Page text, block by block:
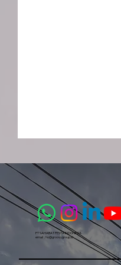
PT SAHABAT PESTA INDONESIA​
email :ho@groovygroup.id